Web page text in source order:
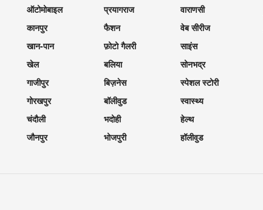
ऑटोमोबाइल
कानपुर
खान-पान
खेल
गाजीपुर
गोरखपुर
चंदौली
जौनपुर
प्रयागराज
फैशन
फ़ोटो गैलरी
बलिया
बिज़नेस
बॉलीवुड
भदोही
भोजपुरी
वाराणसी
वेब सीरीज
साइंस
सोनभद्र
स्पेशल स्टोरी
स्वास्थ्य
हेल्थ
हॉलीवुड